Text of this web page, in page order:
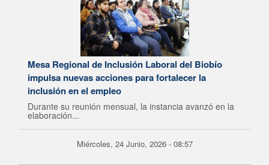
Mesa Regional de Inclusión Laboral del Biobío
impulsa nuevas acciones para fortalecer la
inclusión en el empleo
Durante su reunión mensual, la instancia avanzó en la
elaboración...
Miércoles, 24 Junio, 2026 - 08:57